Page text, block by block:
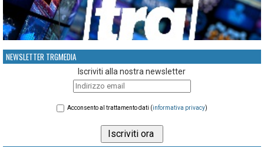
NEWSLETTER TRGMEDIA
Iscriviti alla nostra newsletter
Acconsento al trattamento dati (informativa privacy)